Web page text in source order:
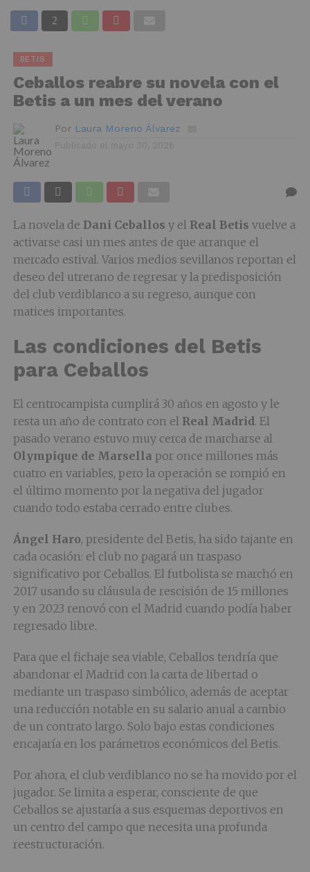
BETIS
Ceballos reabre su novela con el
Betis a un mes del verano
Por Laura Moreno Álvarez
La novela de Dani Ceballos y el Real Betis vuelve a
activarse casi un mes antes de que arranque el
mercado estival. Varios medios sevillanos reportan el
deseo del utrerano de regresar y la predisposición
del club verdiblanco a su regreso, aunque con
matices importantes.
Las condiciones del Betis
para Ceballos
El centrocampista cumplirá 30 años en agosto y le
resta un año de contrato con el Real Madrid. El
pasado verano estuvo muy cerca de marcharse al
Olympique de Marsella por once millones más
cuatro en variables, pero la operación se rompió en
el último momento por la negativa del jugador
cuando todo estaba cerrado entre clubes.
Ángel Haro, presidente del Betis, ha sido tajante en
cada ocasión: el club no pagará un traspaso
significativo por Ceballos. El futbolista se marchó en
2017 usando su cláusula de rescisión de 15 millones
y en 2023 renovó con el Madrid cuando podía haber
regresado libre.
Para que el fichaje sea viable, Ceballos tendría que
abandonar el Madrid con la carta de libertad o
mediante un traspaso simbólico, además de aceptar
una reducción notable en su salario anual a cambio
de un contrato largo. Solo bajo estas condiciones
encajaría en los parámetros económicos del Betis.
Por ahora, el club verdiblanco no se ha movido por el
jugador. Se limita a esperar, consciente de que
Ceballos se ajustaría a sus esquemas deportivos en
un centro del campo que necesita una profunda
reestructuración.